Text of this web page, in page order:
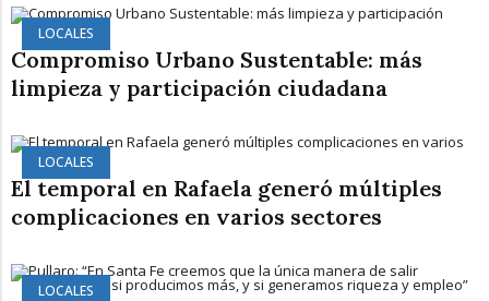
LOCALES
Compromiso Urbano Sustentable: más
limpieza y participación ciudadana
LOCALES
El temporal en Rafaela generó múltiples
complicaciones en varios sectores
LOCALES